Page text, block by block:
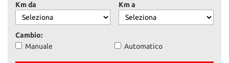
Km da Km a
Cambio:
Manuale
Automatico